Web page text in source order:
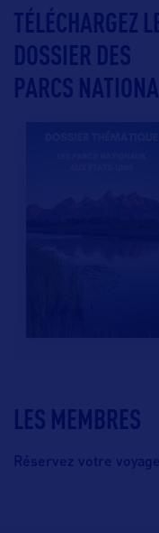
LES MEMBRES
Réservez votre
TÉLÉCHARGEZ
DOSSIER DES
PARCS